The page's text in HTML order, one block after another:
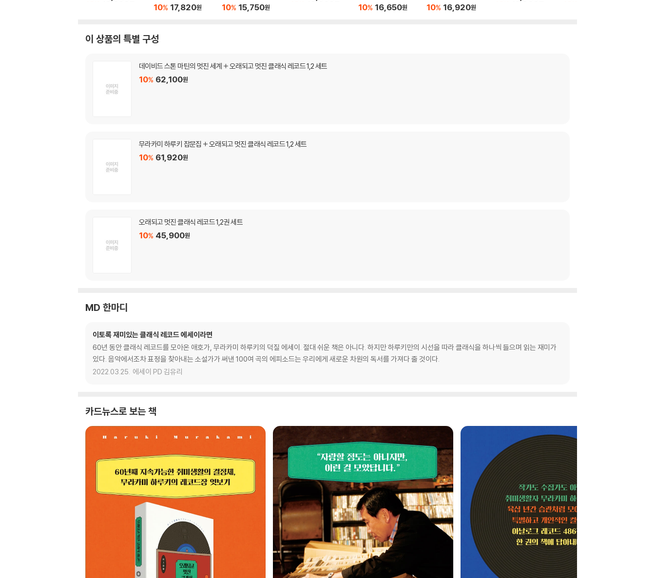
10% 17,820원 10% 15,750원 10% 16,650원 10% 16,920원
이 상품의 특별 구성
데이비드 스톤 마틴의 멋진 세계 + 오래되고 멋진 클래식 레코드 1,2 세트
10% 62,100원
무라카미 하루키 잡문집 + 오래되고 멋진 클래식 레코드 1,2 세트
10% 61,920원
오래되고 멋진 클래식 레코드 1,2권 세트
10% 45,900원
MD 한마디
이토록 재미있는 클래식 레코드 에세이라면
60년 동안 클래식 레코드를 모아온 애호가, 무라카미 하루키의 덕질 에세이. 절대 쉬운 책은 아니다. 하지만 하루키만의 시선을 따라 클래식을 하나씩 들으며 읽는 재미가
있다. 음악에서조차 표정을 찾아내는 소설가가 써낸 100여 곡의 에피소드는 우리에게 새로운 차원의 독서를 가져다 줄 것이다.
2022.03.25. 에세이 PD 김유리
카드뉴스로 보는 책